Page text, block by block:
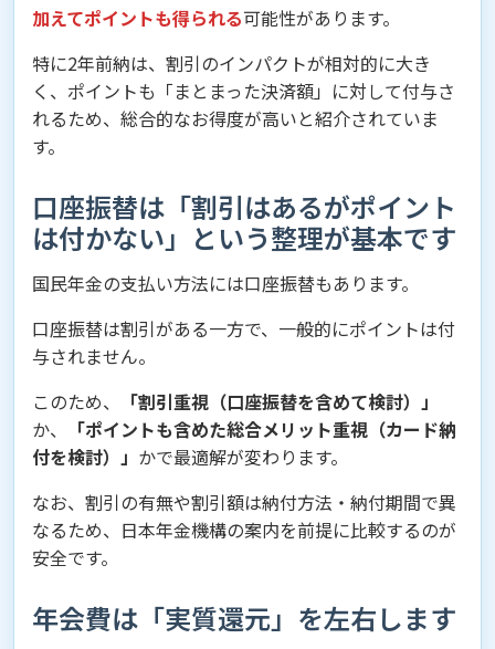
加えてポイントも得られる可能性があります。
特に2年前納は、割引のインパクトが相対的に大き
く、ポイントも「まとまった決済額」に対して付与さ
れるため、総合的なお得度が高いと紹介されていま
す。
口座振替は「割引はあるがポイント
は付かない」という整理が基本です
国民年金の支払い方法には口座振替もあります。
口座振替は割引がある一方で、一般的にポイントは付
与されません。
このため、
「割引重視（口座振替を含めて検討）」
か、
「ポイントも含めた総合メリット重視（カード納
付を検討）」 かで最適解が変わります。
なお、割引の有無や割引額は納付方法・納付期間で異
なるため、日本年金機構の案内を前提に比較するのが
安全です。
年会費は「実質還元」を左右します